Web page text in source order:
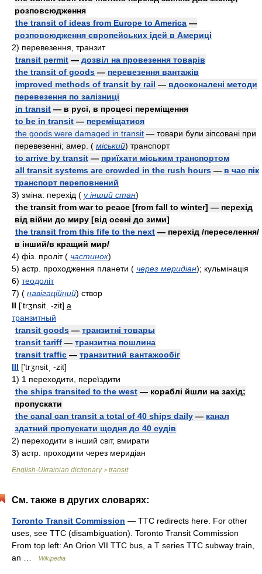
розповсюдження
the transit of ideas from Europe to America —
розповсюдження європейських ідей в Америці
2) перевезення, транзит
transit permit — дозвіл на провезення товарів
the transit of goods — перевезення вантажів
improved methods of transit by rail — вдосконалені методи
перевезення по залізниці
in transit — в русі, в процесі переміщення
to be in transit — переміщатися
the goods were damaged in transit — товари були зіпсовані при
перевезенні; aмep. ( міський) транспорт
to arrive by transit — приїхати міським транспортом
all transit systems are crowded in the rush hours — в час пік
транспорт переповнений
3) зміна: перехід ( у інший стан)
the transit from war to peace [from fall to winter] — перехід
від війни до миру [від осені до зими]
the transit from this fife to the next — перехід /переселення/
в інший/в кращий мир/
4) фiз. проліт( частинок)
5) acтp. проходження планети ( через меридіан); кульмінація
6) теодоліт
7) ( навігаційний) створ
II ['trʒnsitˌ -zit] a
транзитный
transit goods — транзитні товары
transit tariff — транзитна пошлина
transit traffic — транзитний вантажообіг
III ['trʒnsitˌ -zit]
1) 1 переходити, переїздити
the ships transited to the west — кораблі йшли на захід;
пропускати
the canal can transit a total of 40 ships daily — канал
здатний пропускати щодня до 40 судів
2) переходити в інший світ, вмирати
3) acтp. проходити через меридіан
English-Ukrainian dictionary> transit
См. также в других словарях:
Toronto Transit Commission — TTC redirects here. For other
uses, see TTC (disambiguation). Toronto Transit Commission
From top left: An Orion VII TTC bus, a T series TTC subway train,
an …
Wikipedia